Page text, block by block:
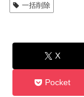
一括削除
X
Pocket